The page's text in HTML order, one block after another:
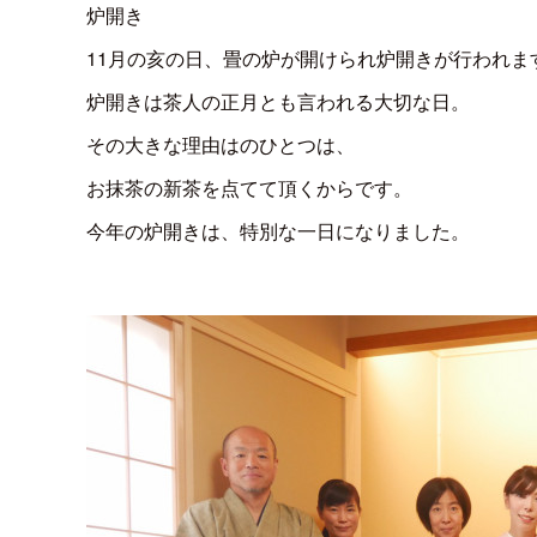
炉開き
11月の亥の日、畳の炉が開けられ炉開きが行われま
炉開きは茶人の正月とも言われる大切な日。
その大きな理由はのひとつは、
お抹茶の新茶を点てて頂くからです。
今年の炉開きは、特別な一日になりました。